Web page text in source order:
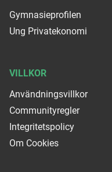
Gymnasieprofilen
Ung Privatekonomi
VILLKOR
Användningsvillkor
Communityregler
Integritetspolicy
Om Cookies